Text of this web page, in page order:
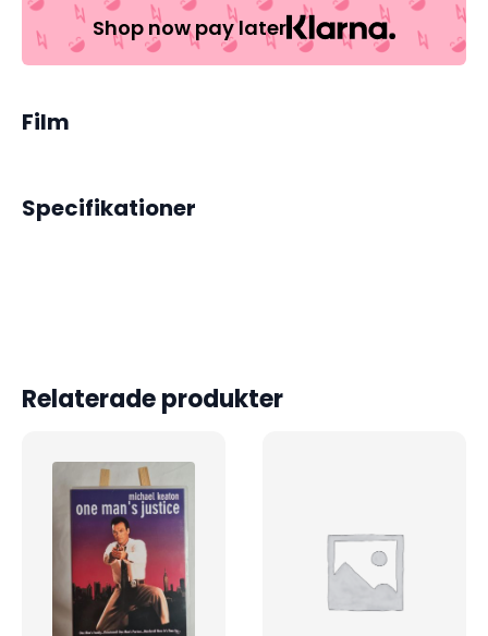
Shop now pay later
Film
Specifikationer
Relaterade produkter